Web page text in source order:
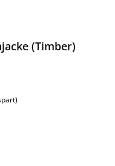
(Timber)